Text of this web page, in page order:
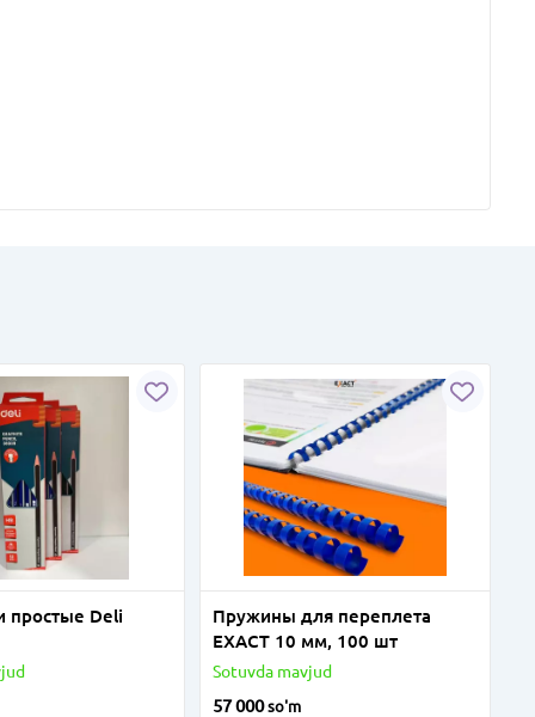
простые Deli
Пружины для переплета
EXACT 10 мм, 100 шт
Sotuvda mavjud
57 000so'm